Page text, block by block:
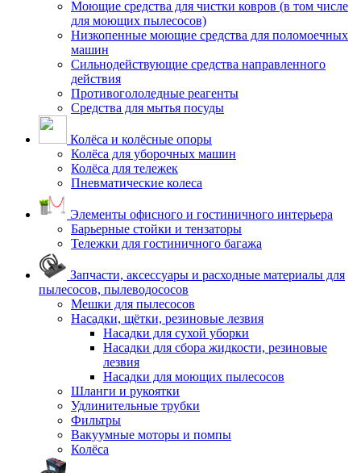
Моющие средства для чистки ковров (в том числе
для моющих пылесосов)
Низкопенные моющие средства для поломоечных
машин
Сильнодействующие средства направленного
действия
Противогололедные реагенты
Средства для мытья посуды
Колёса и колёсные опоры
Колёса для уборочных машин
Колёса для тележек
Пневматические колеса
Элементы офисного и гостиничного интерьера
Барьерные стойки и тензаторы
Тележки для гостиничного багажа
Запчасти, аксессуары и расходные материалы для
пылесосов, пылеводососов
Мешки для пылесосов
Насадки, щётки, резиновые лезвия
Насадки для сухой уборки
Насадки для сбора жидкости, резиновые
лезвия
Насадки для моющих пылесосов
Шланги и рукоятки
Удлинительные трубки
Фильтры
Вакуумные моторы и помпы
Колёса